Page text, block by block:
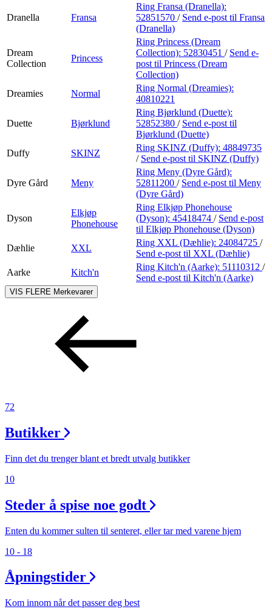
Dranella Fransa
Ring Fransa (Dranella):
52851570 / Send e-post til Fransa
(Dranella)
Dream
Collection
Princess
Ring Princess (Dream
Collection): 52830451 / Send e-
post til Princess (Dream
Collection)
Dreamies
Normal
Ring Normal (Dreamies):
40810221
Duette Bjørklund
Ring Bjørklund (Duette):
52852380 / Send e-post til
Bjørklund (Duette)
Duffy
SKINZ
Ring SKINZ (Duffy): 48849735
/ Send e-post til SKINZ (Duffy)
Dyre Gård Meny
Ring Meny (Dyre Gård):
52811200 / Send e-post til Meny
(Dyre Gård)
Dyson
Elkjøp
Phonehouse
Ring Elkjøp Phonehouse
(Dyson): 45418474 / Send e-post
til Elkjøp Phonehouse (Dyson)
Dæhlie
XXL
Ring XXL (Dæhlie): 24084725 /
Send e-post til XXL (Dæhlie)
Aarke
Kitch'n
Ring Kitch'n (Aarke): 51110312 /
Send e-post til Kitch'n (Aarke)
VIS FLERE Merkevarer
72
Butikker
Finn det du trenger blant et bredt utvalg butikker
10
Steder å spise noe godt
Enten du kommer sulten til senteret, eller tar med varene hjem
10 - 18
Åpningstider
Kom innom når det passer deg best